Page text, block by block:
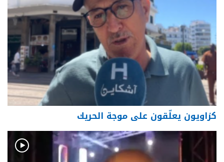
كزاويون يعلّقون على موجة الحريك